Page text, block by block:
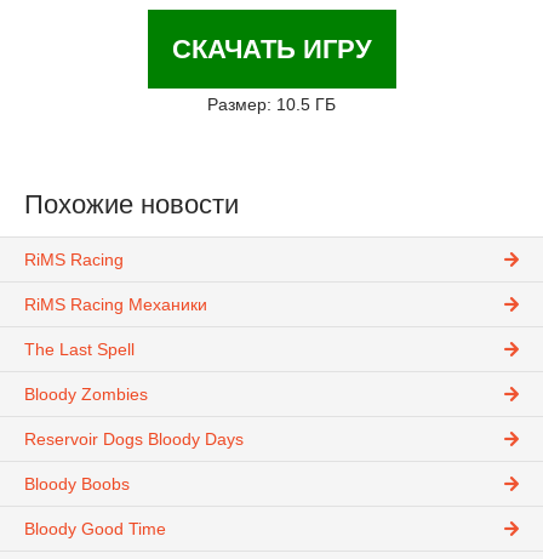
СКАЧАТЬ ИГРУ
Размер: 10.5 ГБ
Похожие новости
RiMS Racing
RiMS Racing Механики
The Last Spell
Bloody Zombies
Reservoir Dogs Bloody Days
Bloody Boobs
Bloody Good Time